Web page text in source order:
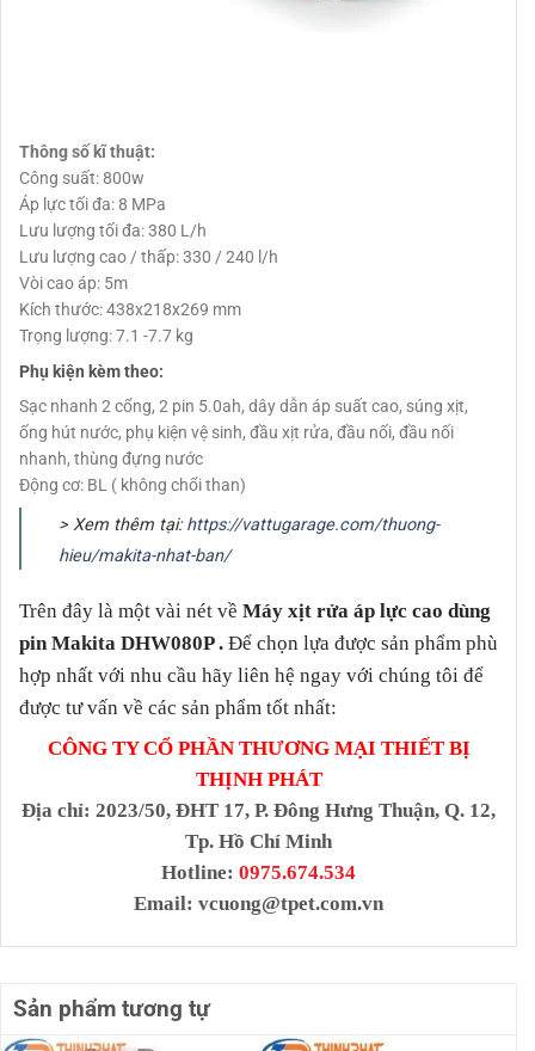
Thông số kĩ thuật:
Công suất: 800w
Áp lực tối đa: 8 MPa
Lưu lượng tối đa: 380 L/h
Lưu lượng cao / thấp: 330 / 240 l/h
Vòi cao áp: 5m
Kích thước: 438x218x269 mm
Trọng lượng: 7.1 -7.7 kg
Phụ kiện kèm theo:
Sạc nhanh 2 cổng, 2 pin 5.0ah, dây dẫn áp suất cao, súng xịt,
ống hút nước, phụ kiện vệ sinh, đầu xịt rửa, đầu nối, đầu nối
nhanh, thùng đựng nước
Động cơ: BL ( không chổi than)
> Xem thêm tại:https://vattugarage.com/thuong-
hieu/makita-nhat-ban/
Trên đây là một vài nét về Máy xịt rửa áp lực cao dùng
pin Makita DHW080P. Để chọn lựa được sản phẩm phù
hợp nhất với nhu cầu hãy liên hệ ngay với chúng tôi để
được tư vấn về các sản phẩm tốt nhất:
CÔNG TY CỔ PHẦN THƯƠNG MẠI THIẾT BỊ
THỊNH PHÁT
Địa chỉ: 2023/50, ĐHT 17, P. Đông Hưng Thuận, Q. 12,
Tp. Hồ Chí Minh
Hotline: 0975.674.534
Email: vcuong@tpet.com.vn
Sản phẩm tương tự